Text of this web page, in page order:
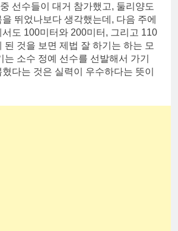
선수들이 대거 참가했고, 둘리양도
뛰었나보다 생각했는데, 다음 주에
도 100미터와 200미터, 그리고 110
된 것을 보면 제법 잘 하기는 하는 모
는 소수 정예 선수를 선발해서 가기
다는 것은 실력이 우수하다는 뜻이